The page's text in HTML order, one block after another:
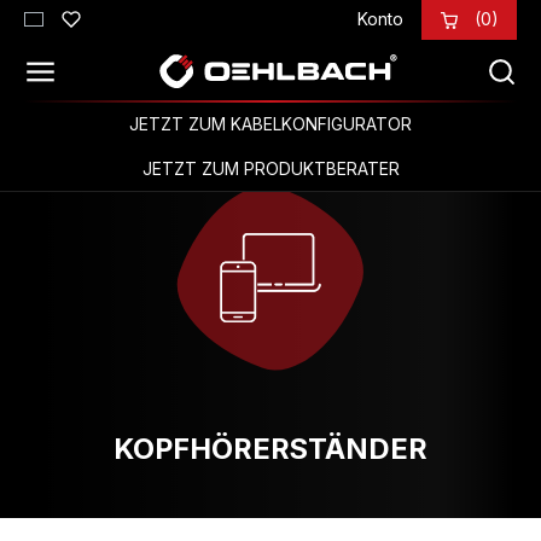
Zum Hauptinhalt springen Konto (0)
JETZT ZUM KABELKONFIGURATOR
JETZT ZUM PRODUKTBERATER
KOPFHÖRERSTÄNDER